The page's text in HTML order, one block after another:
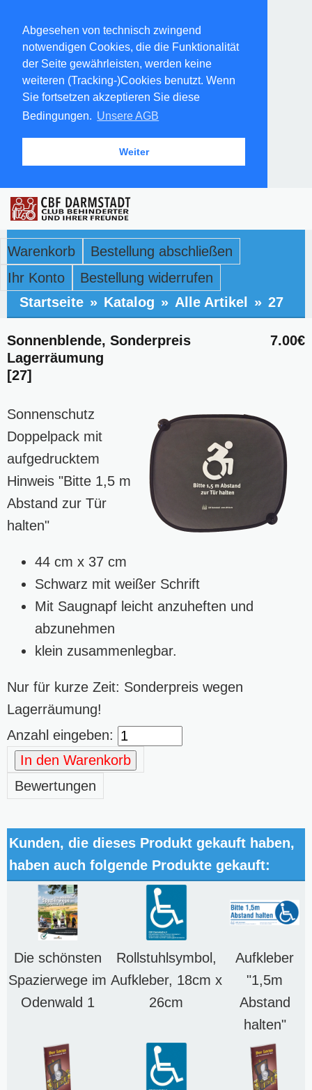
Abgesehen von technisch zwingend
notwendigen Cookies, die die Funktionalität
der Seite gewährleisten, werden keine
weiteren (Tracking-)Cookies benutzt. Wenn
Sie fortsetzen akzeptieren Sie diese
Bedingungen. Unsere AGB
Weiter
Warenkorb
Bestellung abschließen
Ihr Konto
Bestellung widerrufen
Startseite » Katalog » Alle Artikel » 27
7.00€
Sonnenblende, Sonderpreis
Lagerräumung
[27]
Sonnenschutz
Doppelpack mit
aufgedrucktem
Hinweis "Bitte 1,5 m
Abstand zur Tür
halten"
44 cm x 37 cm
Schwarz mit weißer Schrift
Mit Saugnapf leicht anzuheften und
abzunehmen
klein zusammenlegbar.
Nur für kurze Zeit: Sonderpreis wegen
Lagerräumung!
Anzahl eingeben:
In den Warenkorb
Bewertungen
Kunden, die dieses Produkt gekauft haben,
haben auch folgende Produkte gekauft:
Die schönsten
Spazierwege im
Odenwald 1
Rollstuhlsymbol,
Aufkleber, 18cm x
26cm
Aufkleber
"1,5m
Abstand
halten"